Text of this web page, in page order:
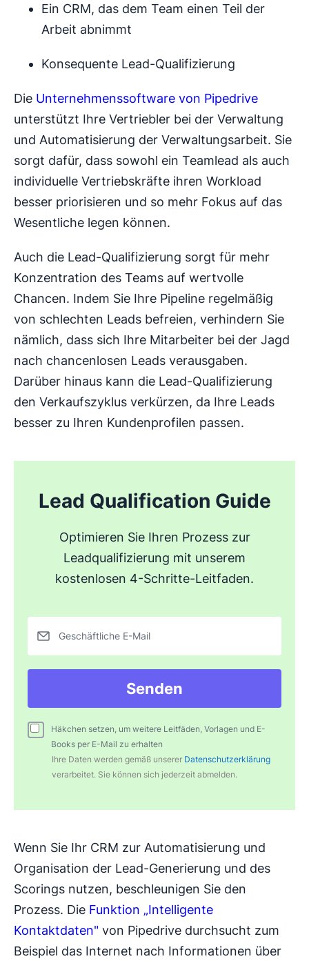
Ein CRM, das dem Team einen Teil der
Arbeit abnimmt
Konsequente Lead-Qualifizierung
Die Unternehmenssoftware von Pipedrive
unterstützt Ihre Vertriebler bei der Verwaltung
und Automatisierung der Verwaltungsarbeit. Sie
sorgt dafür, dass sowohl ein Teamlead als auch
individuelle Vertriebskräfte ihren Workload
besser priorisieren und so mehr Fokus auf das
Wesentliche legen können.
Auch die Lead-Qualifizierung sorgt für mehr
Konzentration des Teams auf wertvolle
Chancen. Indem Sie Ihre Pipeline regelmäßig
von schlechten Leads befreien, verhindern Sie
nämlich, dass sich Ihre Mitarbeiter bei der Jagd
nach chancenlosen Leads verausgaben.
Darüber hinaus kann die Lead-Qualifizierung
den Verkaufszyklus verkürzen, da Ihre Leads
besser zu Ihren Kundenprofilen passen.
Lead Qualification Guide
Optimieren Sie Ihren Prozess zur
Leadqualifizierung mit unserem
kostenlosen 4-Schritte-Leitfaden.
Geschäftliche E-Mail
Senden
Häkchen setzen, um weitere Leitfäden, Vorlagen und E-
Books per E-Mail zu erhalten
Ihre Daten werden gemäß unserer Datenschutzerklärung
verarbeitet. Sie können sich jederzeit abmelden.
Wenn Sie Ihr CRM zur Automatisierung und
Organisation der Lead-Generierung und des
Scorings nutzen, beschleunigen Sie den
Prozess. Die Funktion „Intelligente
Kontaktdaten" von Pipedrive durchsucht zum
Beispiel das Internet nach Informationen über